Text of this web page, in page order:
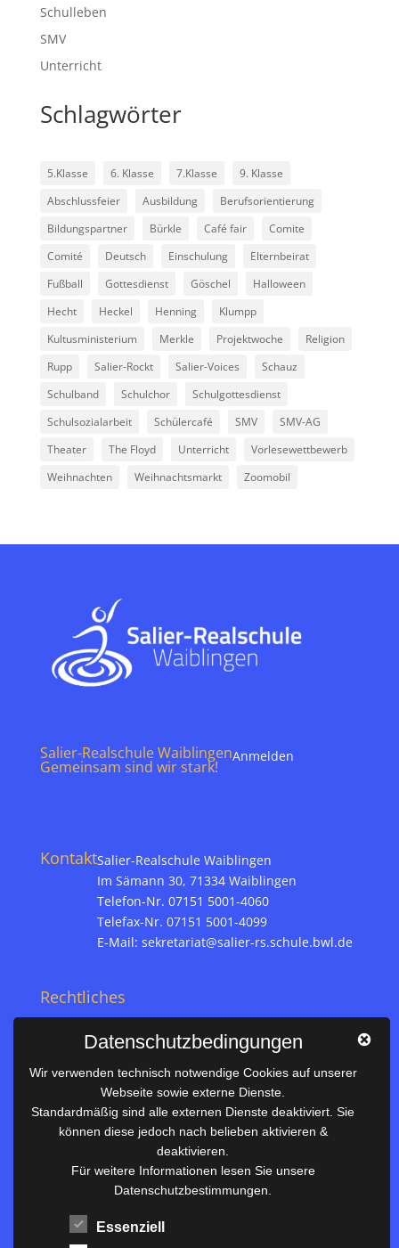
Schulleben
SMV
Unterricht
Schlagwörter
5.Klasse 6. Klasse 7.Klasse
9. Klasse
Abschlussfeier
Ausbildung
Berufsorientierung
Bildungspartner
Bürkle Café fair
Comite
Comité
Deutsch Einschulung
Elternbeirat
Fußball
Gottesdienst Göschel
Halloween
Hecht
Heckel Henning
Klumpp
Kultusministerium
Merkle Projektwoche
Religion
Rupp
Salier-Rockt Salier-Voices
Schauz
Schulband
Schulchor
Schulgottesdienst
Schulsozialarbeit
Schülercafé SMV
SMV-AG
Theater
The Floyd Unterricht
Vorlesewettbewerb
Weihnachten
Weihnachtsmarkt Zoomobil
Salier-Realschule Waiblingen
Gemeinsam sind wir stark!
Anmelden
KontaktSalier-Realschule Waiblingen
Im Sämann 30, 71334 Waiblingen
Telefon-Nr. 07151 5001-4060
Telefax-Nr. 07151 5001-4099
E-Mail: sekretariat@salier-rs.schule.bwl.de
Rechtliches
Datenschutz
Nützliches
Vertretungsplan
Unterrichtszeiten
Downloadbereich
Terminkalender
Datenschutzbedingungen
Wir verwenden technisch notwendige Cookies auf unserer
Webseite sowie externe Dienste.
Standardmäßig sind alle externen Dienste deaktiviert. Sie
können diese jedoch nach belieben aktivieren &
deaktivieren.
Für weitere Informationen lesen Sie unsere
Datenschutzbestimmungen.
Essenziell